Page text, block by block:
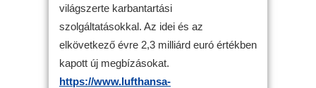
világszerte karbantartási
szolgáltatásokkal. Az idei és az
elkövetkező évre 2,3 milliárd euró értékben
kapott új megbízásokat.
https://www.lufthansa-